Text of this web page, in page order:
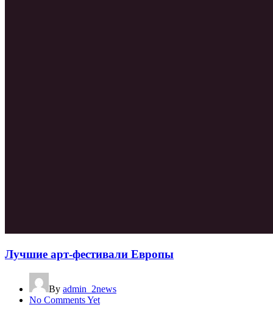
Лучшие арт-фестивали Европы
By admin_2news
No Comments Yet